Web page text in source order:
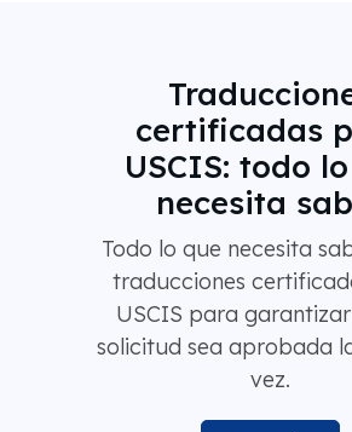
certificadas
USCIS: todo
necesita
Todo lo que necesita
traducciones
USCIS para
solicitud sea aprobada
vez.